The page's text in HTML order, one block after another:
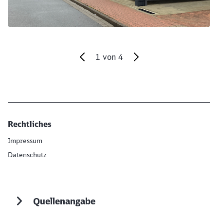
1 von 4
Rechtliches
Impressum
Datenschutz
Quellenangabe
Abbrechen Weiter